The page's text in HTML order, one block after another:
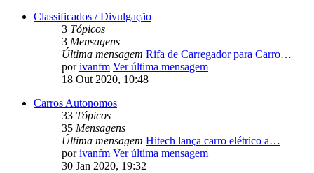
Classificados / Divulgação
3 Tópicos
3 Mensagens
Última mensagem Rifa de Carregador para Carro…
porivanfm Ver última mensagem
18 Out 2020, 10:48
Carros Autonomos
33 Tópicos
35 Mensagens
Última mensagem Hitech lança carro elétrico a…
porivanfm Ver última mensagem
30 Jan 2020, 19:32